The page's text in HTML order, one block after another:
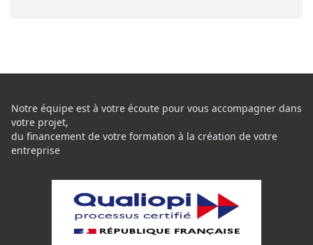
Notre équipe est à votre écoute pour vous accompagner dans
votre projet,
du financement de votre formation à la création de votre
entreprise